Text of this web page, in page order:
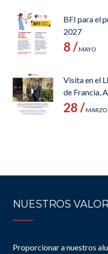
BFI para el
2027
8 /MAYO
Visita en el
de Francia,
28 /MARZO
NUESTROS
Proporcionar a nuestros